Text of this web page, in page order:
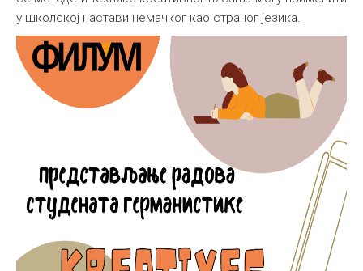
у школској настави немачког као страног језика.